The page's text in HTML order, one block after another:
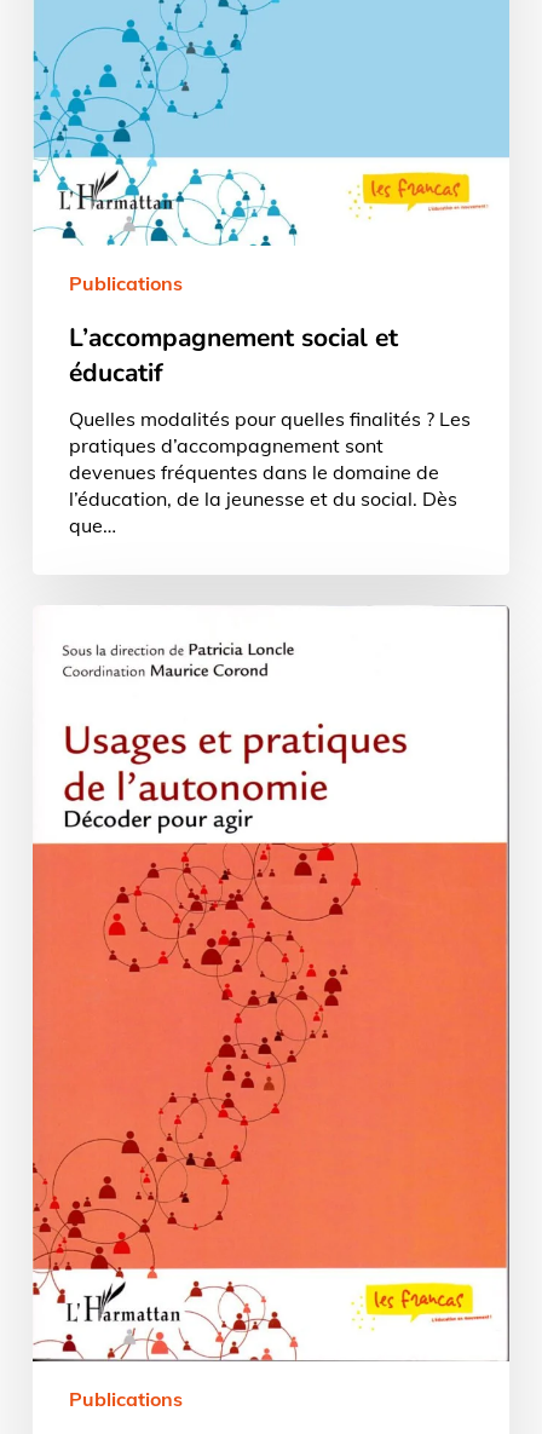
Publications
L’accompagnement social et
éducatif
Quelles modalités pour quelles finalités ? Les
pratiques d’accompagnement sont
devenues fréquentes dans le domaine de
l’éducation, de la jeunesse et du social. Dès
que…
pratiques
l’autonomie
Publications